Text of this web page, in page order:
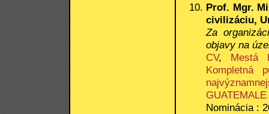
Prof. Mgr.
civilizáciu,
Za
objavy na
CV, Mestá
Kompletná
GUATEMALE
Nominácia :